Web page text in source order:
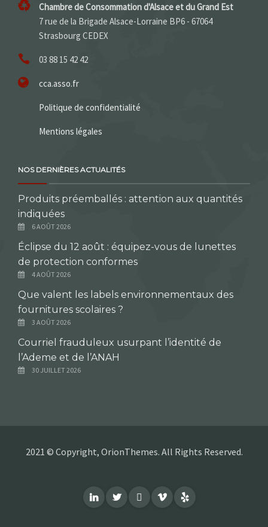
Chambre de Consommation d'Alsace et du Grand Est
7 rue de la Brigade Alsace-Lorraine BP6 - 67064
Strasbourg CEDEX
03 88 15 42 42
cca.asso.fr
Politique de confidentialité
Mentions légales
NOS DERNIÈRES ACTUALITÉS
Produits préemballés : attention aux quantités
indiquées
6 AOÛT 2026
Éclipse du 12 août : équipez-vous de lunettes
de protection conformes
4 AOÛT 2026
Que valent les labels environnementaux des
fournitures scolaires ?
3 AOÛT 2026
Courriel frauduleux usurpant l’identité de
l’Ademe et de l’ANAH
30 JUILLET 2026
2021 © Copyright, OrionThemes. All Rights Reserved.